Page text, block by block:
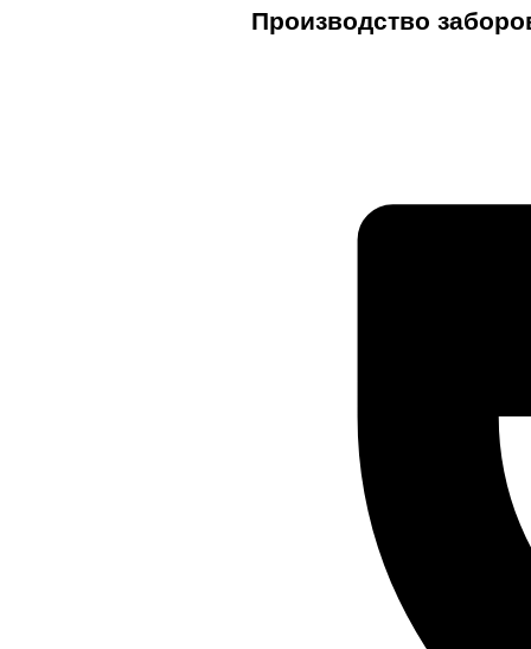
Производство